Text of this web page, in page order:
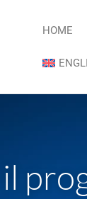
HOME